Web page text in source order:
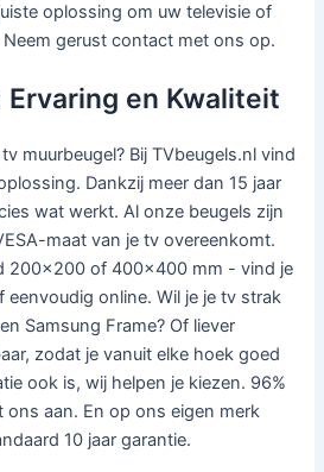
oplossing om uw televisie of
gerust contact met ons op.
en Kwaliteit
muurbeugel? Bij TVbeugels.nl vind
Dankzij meer dan 15 jaar
wat werkt. Al onze beugels zijn
maat van je tv overeenkomt.
200x200 of 400x400 mm - vind je
online. Wil je je tv strak
Samsung Frame? Of liever
zodat je vanuit elke hoek goed
ook is, wij helpen je kiezen. 96%
ons aan. En op ons eigen merk
10 jaar garantie.